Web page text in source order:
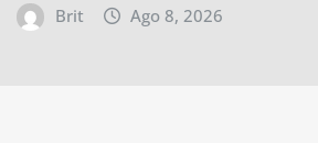
Brit Ago 8, 2026